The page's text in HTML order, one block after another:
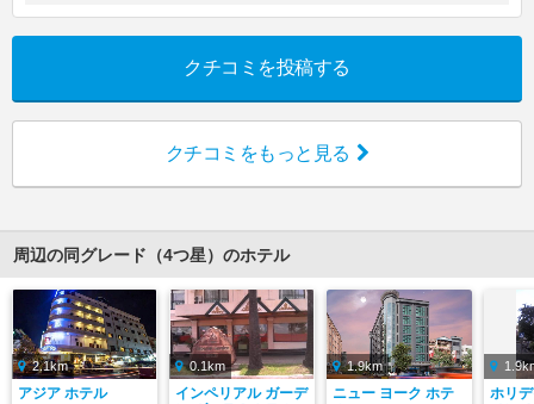
クチコミを投稿する
クチコミをもっと見る
周辺の同グレード（4つ星）のホテル
2.1km
アジア ホテル
0.1km
インペリアル ガーデ
1.9km
ニュー ヨーク ホテ
ホリ